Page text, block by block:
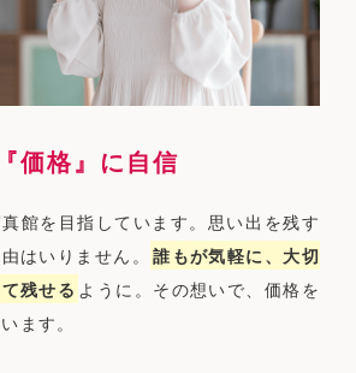
『価格』に自信
館を目指しています。思い出を残す
はいりません。 誰もが気軽に、大切
残せる ように。その想いで、価格を
ます。